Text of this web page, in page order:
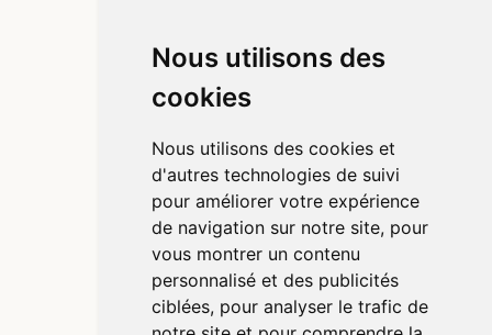
Nous utilisons des
cookies
Nous utilisons des cookies et
d'autres technologies de suivi
pour améliorer votre expérience
de navigation sur notre site, pour
vous montrer un contenu
personnalisé et des publicités
ciblées, pour analyser le trafic de
Informations
Qui sommes-nous ?
Déclarer un effet indésirable
Mentions légales
CGV
Données personnelles
Cookies
Préférences Cookies